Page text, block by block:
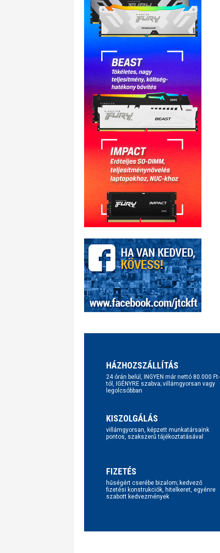
HÁZHOZSZÁLLÍTÁS
24 órán belül, INGYEN már nettó 80.000 Ft-
tól, IGÉNYRE szabva; villámgyorsan vagy
legolcsóbban
KISZOLGÁLÁS
villámgyorsan, képzett munkatársaink
pontos, szakszerű tájékoztatásával
FIZETÉS
hűségért cserébe bizalom; kedvező
fizetési konstrukciók, hitelkeret, egyénre
szabott kedvezmények